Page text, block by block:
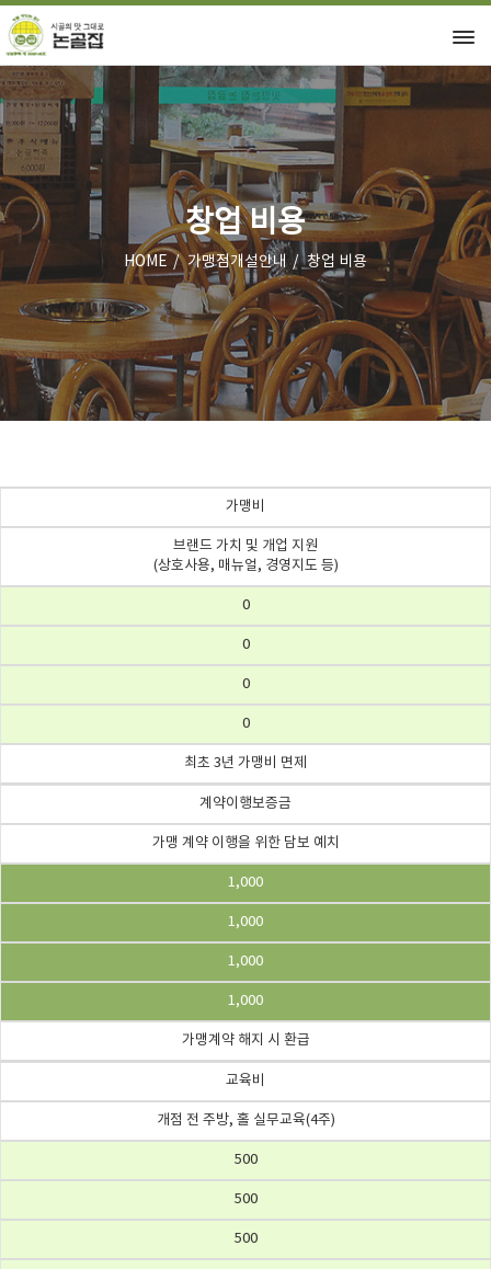
창업 비용
HOME 가맹점개설안내 창업 비용
가맹비
브랜드 가치 및 개업 지원
(상호사용, 매뉴얼, 경영지도 등)
0
0
0
0
최초 3년 가맹비 면제
계약이행보증금
가맹 계약 이행을 위한 담보 예치
1,000
1,000
1,000
1,000
가맹계약 해지 시 환급
교육비
개점 전 주방, 홀 실무교육(4주)
500
500
500